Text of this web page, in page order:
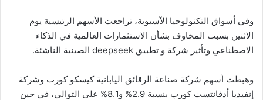
وفي أسواق التكنولوجيا الآسيوية، تراجعت الأسهم الرئيسية يوم
الاثنين بسبب المخاوف بشأن الاستثمارات العالمية في الذكاء
الاصطناعي وتأثير شركة و تطبيق deepseek الصينية الناشئة.
وهبطت أسهم شركة صناعة الرقائق اليابانية كيسكو كورب وشركة
إنفيديا أدفانتست كورب بنسبة 2.9% و8.1% على التوالي، في حين